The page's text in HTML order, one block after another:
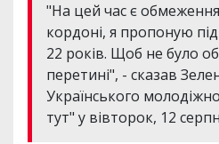
"На цей час є
кордоні, я пропоную
22 років. Щоб не було
перетині", - сказав
Українського
тут" у вівторок, 12